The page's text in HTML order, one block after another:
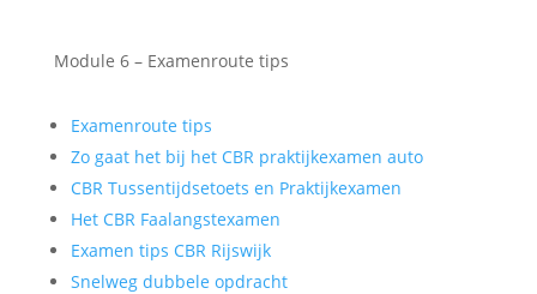
Module 6 – Examenroute tips
Examenroute tips
Zo gaat het bij het CBR praktijkexamen auto
CBR Tussentijdsetoets en Praktijkexamen
Het CBR Faalangstexamen
Examen tips CBR Rijswijk
Snelweg dubbele opdracht